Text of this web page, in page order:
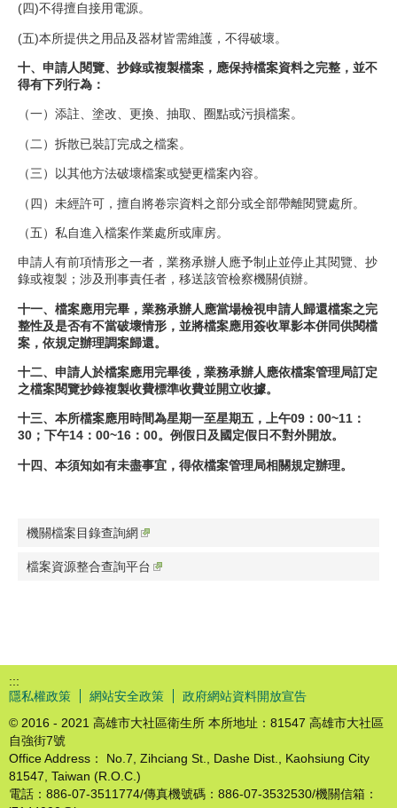
(四)不得擅自接用電源。
(五)本所提供之用品及器材皆需維護，不得破壞。
十、申請人閱覽、抄錄或複製檔案，應保持檔案資料之完整，並不
得有下列行為：
（一）添註、塗改、更換、抽取、圈點或污損檔案。
（二）拆散已裝訂完成之檔案。
（三）以其他方法破壞檔案或變更檔案內容。
（四）未經許可，擅自將卷宗資料之部分或全部帶離閱覽處所。
（五）私自進入檔案作業處所或庫房。
申請人有前項情形之一者，業務承辦人應予制止並停止其閱覽、抄
錄或複製；涉及刑事責任者，移送該管檢察機關偵辦。
十一、檔案應用完畢，業務承辦人應當場檢視申請人歸還檔案之完
整性及是否有不當破壞情形，並將檔案應用簽收單影本併同供閱檔
案，依規定辦理調案歸還。
十二、申請人於檔案應用完畢後，業務承辦人應依檔案管理局訂定
之檔案閱覽抄錄複製收費標準收費並開立收據。
十三、本所檔案應用時間為星期一至星期五，上午09：00~11：
30；下午14：00~16：00。例假日及國定假日不對外開放。
十四、本須知如有未盡事宜，得依檔案管理局相關規定辦理。
機關檔案目錄查詢網
檔案資源整合查詢平台
:::
隱私權政策
網站安全政策
政府網站資料開放宣告
© 2016 - 2021 高雄市大社區衛生所 本所地址：81547 高雄市大社區
自強街7號
Office Address： No.7, Zihciang St., Dashe Dist., Kaohsiung City
81547, Taiwan (R.O.C.)
電話：886-07-3511774/傳真機號碼：886-07-3532530/機關信箱：